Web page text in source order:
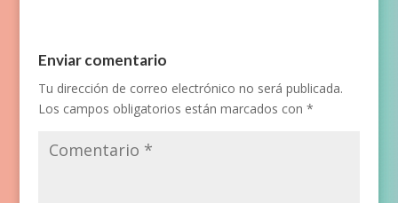
Enviar comentario
Tu dirección de correo electrónico no será publicada.
Los campos obligatorios están marcados con *